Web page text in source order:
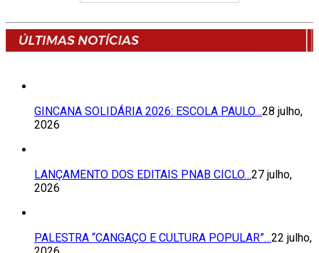
GINCANA SOLIDÁRIA 2026: ESCOLA PAULO…28 julho,
2026
LANÇAMENTO DOS EDITAIS PNAB CICLO…27 julho,
2026
PALESTRA “CANGAÇO E CULTURA POPULAR”…22 julho,